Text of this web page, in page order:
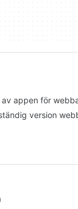
av appen för
version